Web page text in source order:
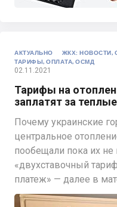
АКТУАЛЬНО
ЖКХ: НОВОСТИ,
ТАРИФЫ, ОПЛАТА, ОСМД
02.11.2021
Тарифы на
заплатят за
Почему украинские
центральное
пообещали пока их не
«двухставочный
платеж» — далее в